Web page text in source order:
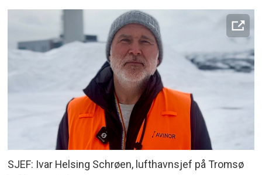
SJEF: Ivar Helsing Schrøen, lufthavnsjef på Tromsø